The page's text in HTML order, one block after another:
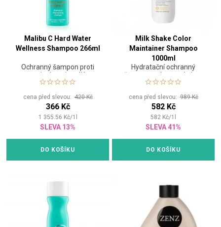
Malibu C Hard Water
Wellness Shampoo 266ml
Ochranný šampon proti
agresivním minerálům
cena před slevou:420 Kč
366 Kč
1 355.56 Kč/1
SLEVA 13%
DO KOŠÍKU
Milk Shake Color
Maintainer Shampoo
1000ml
Hydratační ochranný
šampon na barvené vlasy
cena před slevou:989 Kč
582 Kč
582 Kč/1
SLEVA 41%
DO KOŠÍKU